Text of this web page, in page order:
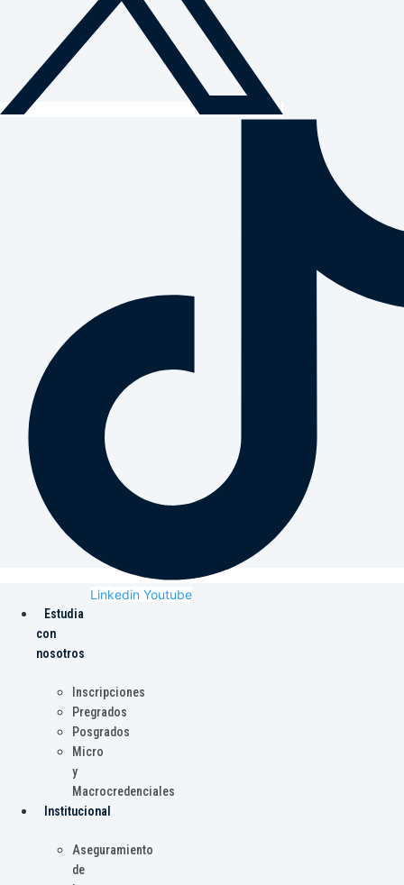
Linkedin Youtube
Estudia
con
nosotros
Inscripciones
Pregrados
Posgrados
Micro
y
Macrocredenciales
Institucional
Aseguramiento
de